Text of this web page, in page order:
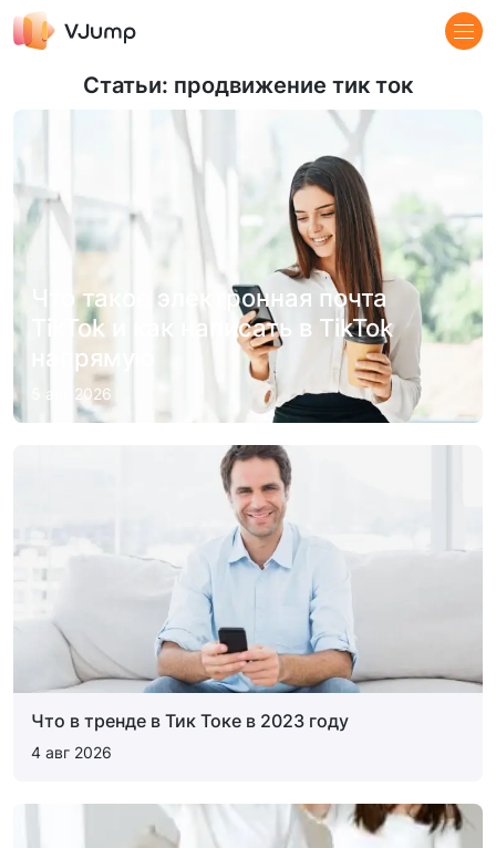
Статьи: продвижение тик ток
Что такое электронная почта
TikTok и как написать в TikTok
напрямую
5 авг 2026
Что в тренде в Тик Токе в 2023 году
4 авг 2026